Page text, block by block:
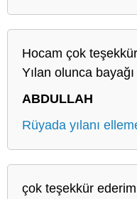
Hocam çok
Yılan olunca
ABDULLAH
Rüyada yılanı
çok teşekkür